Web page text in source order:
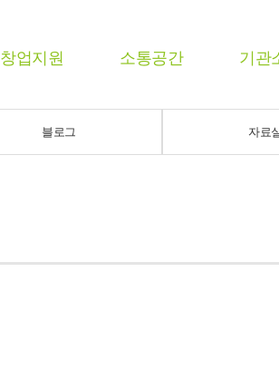
창업지원 소통공간 기관
블로그 자료